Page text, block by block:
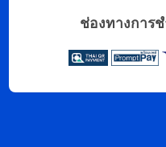
ช่องทางการ